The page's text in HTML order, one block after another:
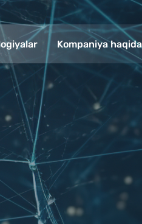
Kompaniya haqida